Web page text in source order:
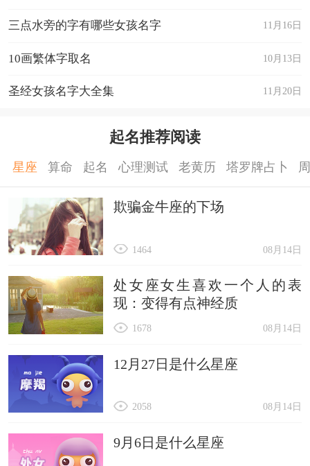
11月16日
三点水旁的字有哪些女孩名字
10月13日
10画繁体字取名
11月20日
圣经女孩名字大全集
起名推荐阅读
星座 算命 起名 心理测试 老黄历 塔罗牌占卜
欺骗金牛座的下场
08月14日
1464
处女座女生喜欢一个人的表
现：变得有点神经质
08月14日
1678
12月27日是什么星座
08月14日
2058
9月6日是什么星座